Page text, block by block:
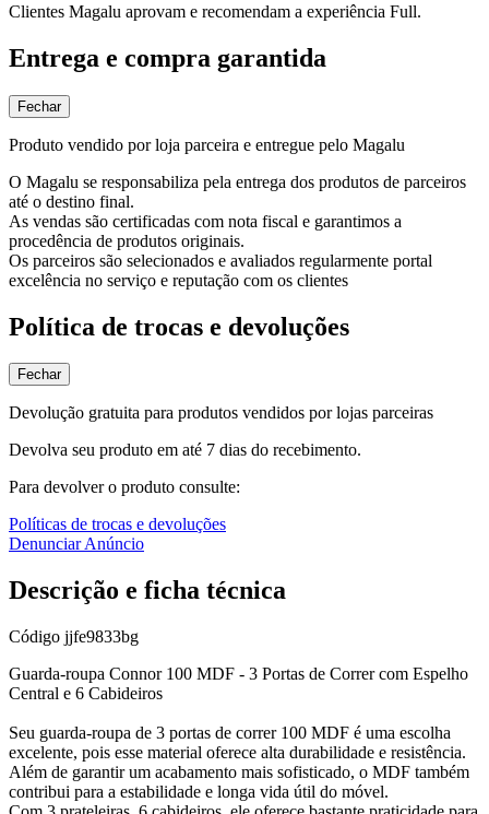
Clientes Magalu aprovam e recomendam a experiência Full.
Entrega e compra garantida
Fechar
Produto vendido por loja parceira e entregue pelo Magalu
O Magalu se responsabiliza pela entrega dos produtos de parceiros
até o destino final.
As vendas são certificadas com nota fiscal e garantimos a
procedência de produtos originais.
Os parceiros são selecionados e avaliados regularmente portal
excelência no serviço e reputação com os clientes
Política de trocas e devoluções
Fechar
Devolução gratuita para produtos vendidos por lojas parceiras
Devolva seu produto em até 7 dias do recebimento.
Para devolver o produto consulte:
Políticas de trocas e devoluções
Denunciar Anúncio
Descrição e ficha técnica
Código jjfe9833bg
Guarda-roupa Connor 100 MDF - 3 Portas de Correr com Espelho
Central e 6 Cabideiros
Seu guarda-roupa de 3 portas de correr 100 MDF é uma escolha
excelente, pois esse material oferece alta durabilidade e resistência.
Além de garantir um acabamento mais sofisticado, o MDF também
contribui para a estabilidade e longa vida útil do móvel.